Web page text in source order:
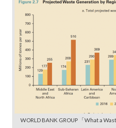
WORLD BANK GROUP 「What a